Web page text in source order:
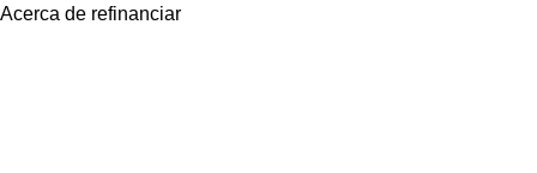
Acerca de refinanciar